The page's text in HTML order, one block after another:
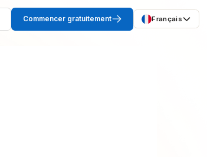
Commencer gratuitement Français